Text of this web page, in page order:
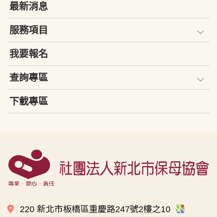
最新消息
服務項目
我要報名
查詢專區
下載專區
220 新北市板橋區重慶路247號2樓之10